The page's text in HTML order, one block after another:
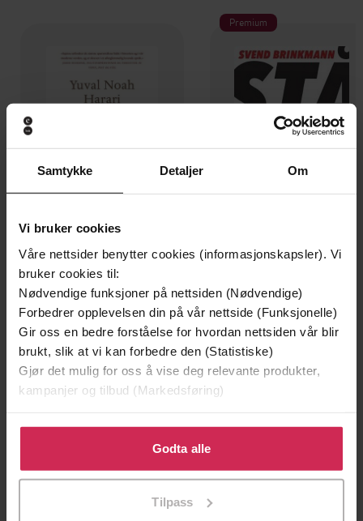
Samtykke Detaljer Om
Vi bruker cookies
Våre nettsider benytter cookies (informasjonskapsler). Vi
bruker cookies til:
Nødvendige funksjoner på nettsiden (Nødvendige)
Forbedrer opplevelsen din på vår nettside (Funksjonelle)
Gir oss en bedre forståelse for hvordan nettsiden vår blir
brukt, slik at vi kan forbedre den (Statistiske)
Gjør det mulig for oss å vise deg relevante produkter,
kampanjer og tilbud (Markedsføring)
Klikk på «Godta alle» for å gi oss ditt samtykke til å
bruke cookies for alle disse formålene. Du kan også
tilpasse ditt samtykke til spesifikke formål ved å klikke
Godta alle
Tilpass
249,-
Sapiens
Yuval Noah Harari
EBOK
Premium
149,-
Stå imot
Svend Brinkmann
EBOK
Hallgeir Kvadsheim
Forlag Kagge